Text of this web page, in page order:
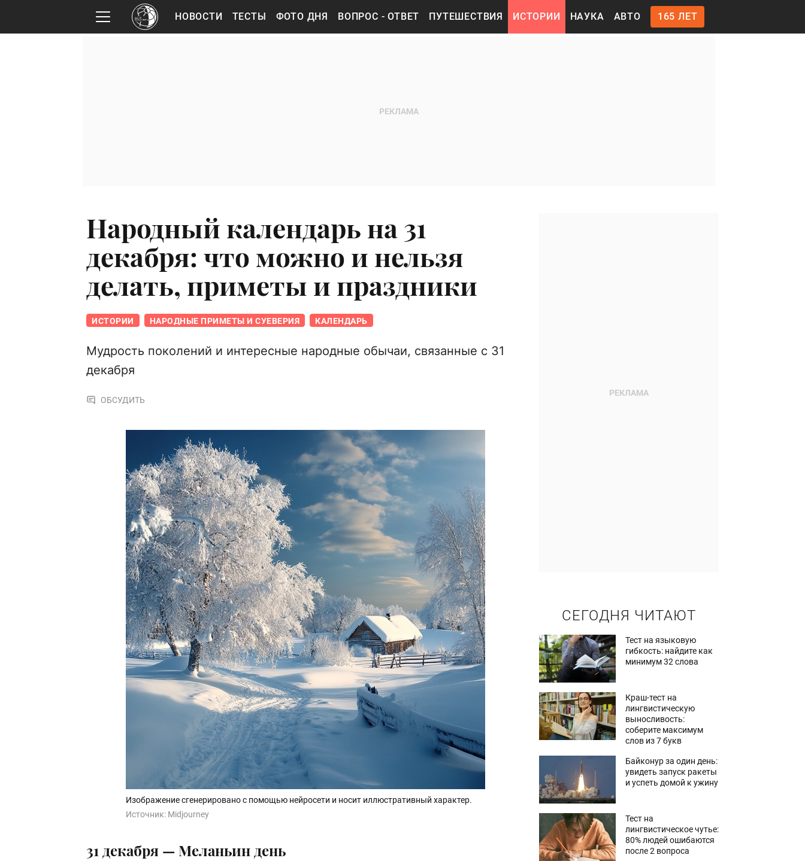
НОВОСТИ ТЕСТЫ ФОТО ДНЯ ВОПРОС - ОТВЕТ ПУТЕШЕСТВИЯ ИСТОРИИ НАУКА АВТО 165 ЛЕТ
Народный календарь на 31
декабря: что можно и нельзя
делать, приметы и праздники
ИСТОРИИ НАРОДНЫЕ ПРИМЕТЫ И СУЕВЕРИЯ КАЛЕНДАРЬ
Мудрость поколений и интересные народные обычаи, связанные с 31
декабря
ОБСУДИТЬ
Изображение сгенерировано с помощью нейросети и носит иллюстративный характер.
Источник: Midjourney
31 декабря — Меланьин день
СЕГОДНЯ ЧИТАЮТ
Тест на языковую
гибкость: найдите как
минимум 32 слова
Краш-тест на
лингвистическую
выносливость:
соберите максимум
слов из 7 букв
Байконур за один день:
увидеть запуск ракеты
и успеть домой к ужину
Тест на
лингвистическое чутье:
80% людей ошибаются
после 2 вопроса